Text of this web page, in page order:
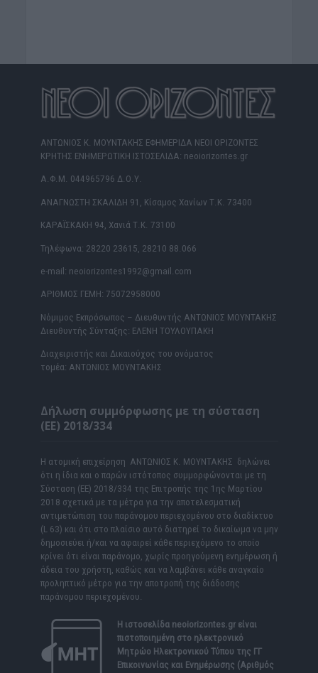
ΑΝΤΩΝΙΟΣ Κ. ΜΟΥΝΤΑΚΗΣ ΕΦΗΜΕΡΙΔΑ ΝΕΟΙ ΟΡΙΖΟΝΤΕΣ
ΚΡΗΤΗΣ ΕΝΗΜΕΡΩΤΙΚΗ ΙΣΤΟΣΕΛΙΔΑ: neoiorizontes.gr
Α.Φ.Μ. 044965796 Δ.Ο.Υ.
ΑΝΑΓΝΩΣΤΗ ΣΚΑΛΙΔΗ 91, Κίσαμος Χανίων Τ.Κ. 73400
ΚΑΡΑΪΣΚΑΚΗ 94, Χανιά Τ.Κ. 73100
Τηλέφωνα: 28220 23615, 28210 88.066
e-mail: neoiorizontes1992@gmail.com
ΑΡΙΘΜΟΣ ΓΕΜΗ: 75072958000
Νόμιμος Εκπρόσωπος – Διευθυντής ΑΝΤΩΝΙΟΣ ΜΟΥΝΤΑΚΗΣ
Διευθυντής Σύνταξης: ΕΛΕΝΗ ΤΟΥΛΟΥΠΑΚΗ
Διαχειριστής και Δικαιούχος του ονόματος
τομέα: ΑΝΤΩΝΙΟΣ ΜΟΥΝΤΑΚΗΣ
Δήλωση συμμόρφωσης με τη σύσταση
(ΕΕ) 2018/334
Η ατομική επιχείρηση ΑΝΤΩΝΙΟΣ Κ. ΜΟΥΝΤΑΚΗΣ δηλώνει
ότι η ίδια και ο παρών ιστότοπος συμμορφώνονται με τη
Σύσταση (ΕΕ) 2018/334 της Επιτροπής της 1ης Μαρτίου
2018 σχετικά με τα μέτρα για την αποτελεσματική
αντιμετώπιση του παράνομου περιεχομένου στο διαδίκτυο
(L 63) και ότι στο πλαίσιο αυτό διατηρεί το δικαίωμα να μην
δημοσιεύει ή/και να αφαιρεί κάθε περιεχόμενο το οποίο
κρίνει ότι είναι παράνομο, χωρίς προηγούμενη ενημέρωση ή
άδεια του χρήστη, καθώς και να λαμβάνει κάθε αναγκαίο
προληπτικό μέτρο για την αποτροπή της διάδοσης
παράνομου περιεχομένου.
Η ιστοσελίδα neoiorizontes.grείναι
πιστοποιημένη στο ηλεκτρονικό
Μητρώο Ηλεκτρονικού Τύπου της ΓΓ
Επικοινωνίας και Ενημέρωσης (Αριθμός